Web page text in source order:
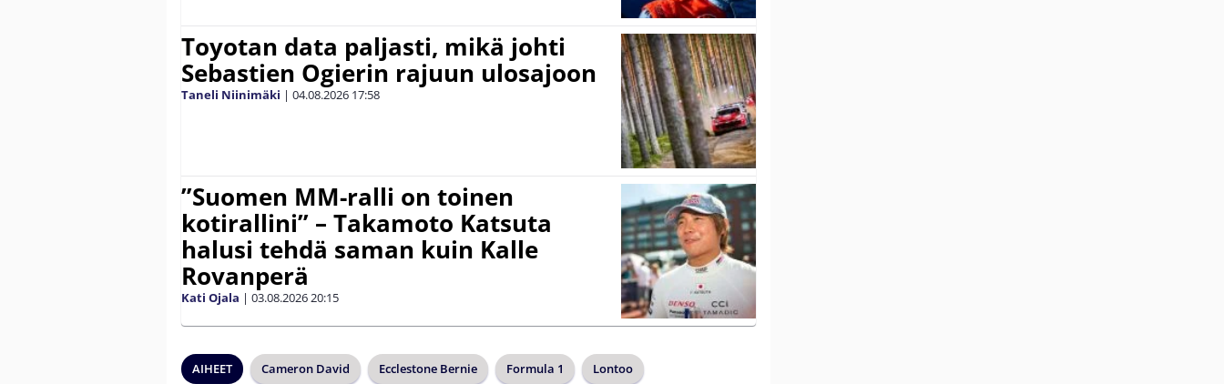
Toyotan data paljasti, mikä johti
Sebastien Ogierin rajuun ulosajoon
Taneli Niinimäki | 04.08.2026 17:58
”Suomen MM-ralli on toinen
kotirallini” – Takamoto Katsuta
halusi tehdä saman kuin Kalle
Rovanperä
Kati Ojala | 03.08.202620:15
AIHEET Cameron David Ecclestone Bernie Formula 1 Lontoo